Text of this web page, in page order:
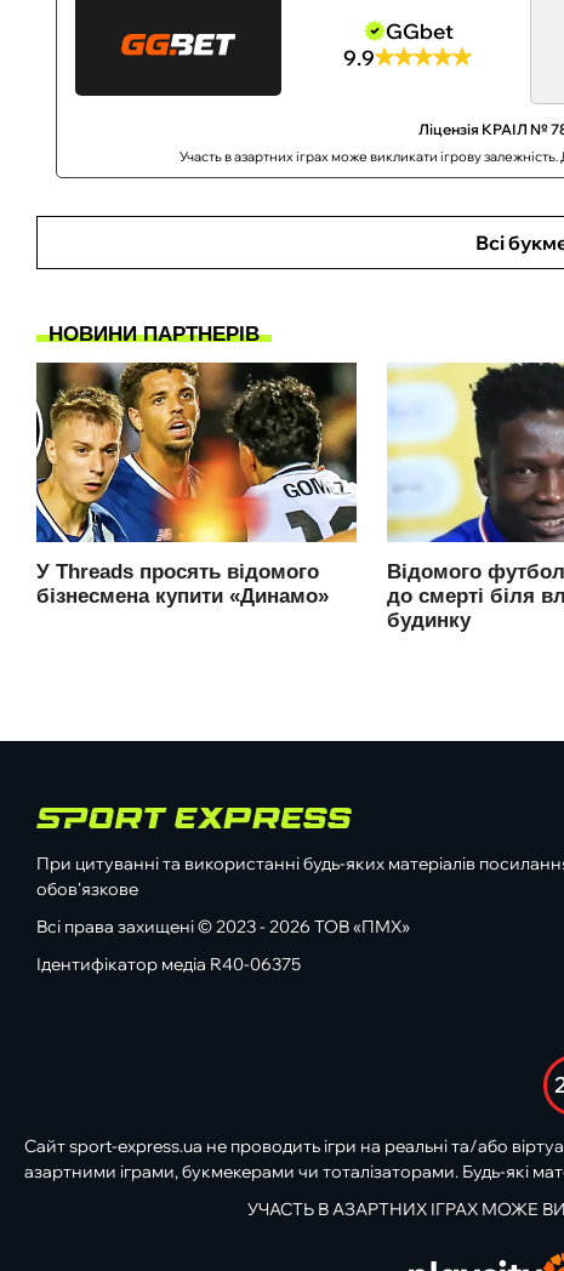
GGbet
9.9
Ліцензія КРАІЛ №
Участь в азартних іграх може викликати ігрову
Всі
При цитуванні та використанні будь-яких матеріалів
обов'язкове
Всі права захищені © 2023 - 2026 ТОВ «ПМХ»
Ідентифікатор медіа R40-06375
Сайт sport-express.ua не проводить ігри на реальні та/або
азартними іграми, букмекерами чи тоталізаторами. Будь-які
УЧАСТЬ В АЗАРТНИХ ІГРАХ МОЖЕ